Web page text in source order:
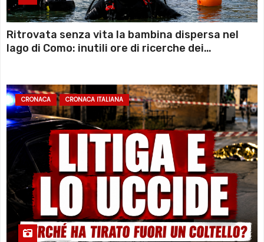
Ritrovata senza vita la bambina dispersa nel
lago di Como: inutili ore di ricerche dei
CRONACA CRONACA ITALIANA